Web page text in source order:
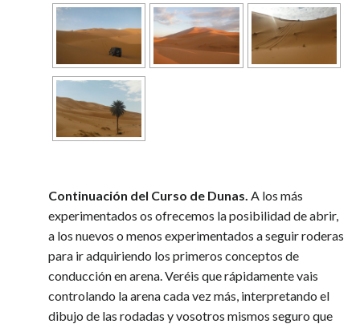
Continuación del Curso de Dunas. A los más
experimentados os ofrecemos la posibilidad de abrir,
a los nuevos o menos experimentados a seguir roderas
para ir adquiriendo los primeros conceptos de
conducción en arena. Veréis que rápidamente vais
controlando la arena cada vez más, interpretando el
dibujo de las rodadas y vosotros mismos seguro que